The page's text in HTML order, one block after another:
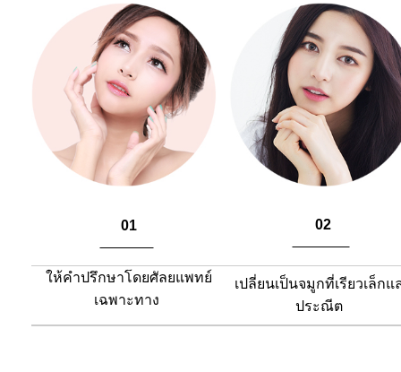
01
02
ให้คำปรึกษาโดยศัลยแพทย์
เฉพาะทาง
เปลี่ยนเป็นจมูกที่เรียวเล็กแ
ประณีต